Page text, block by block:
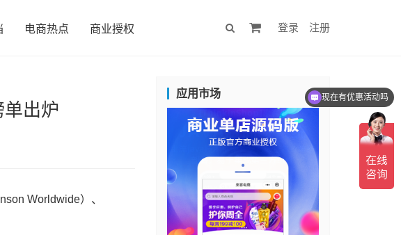
电商热点 商业授权 登录 注册
出炉
Worldwide）、
应用市场 现在有优惠活动吗